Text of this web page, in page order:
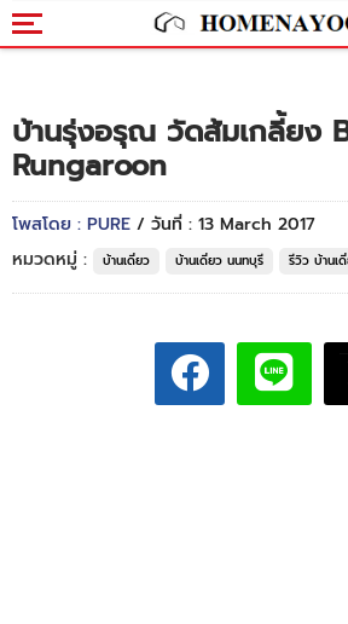
บ้านรุ่งอรุณ วัดส้มเกลี้ยง
Rungaroon
โพสโดย : PURE / วันที่ : 13 March 2017
หมวดหมู่ :
บ้านเดี่ยว บ้านเดี่ยว นนทบุรี รีวิว บ้านเ